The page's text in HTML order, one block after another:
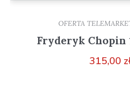
OFERTA
Fryderyk Chopin
315,00